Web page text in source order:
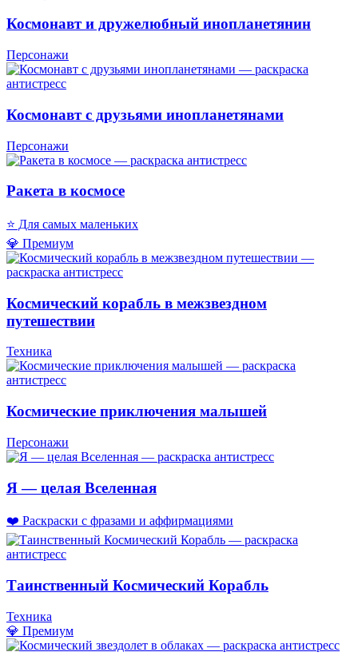
Космонавт и дружелюбный инопланетянин
Персонажи
Космонавт с друзьями инопланетянами
Персонажи
Ракета в космосе
⭐ Для самых маленьких
💎 Премиум
Космический корабль в межзвездном
путешествии
Техника
Космические приключения малышей
Персонажи
Я — целая Вселенная
❤️ Раскраски с фразами и аффирмациями
Таинственный Космический Корабль
Техника
💎 Премиум